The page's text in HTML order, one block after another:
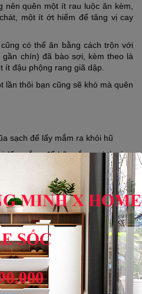
quên một ít rau luộc ăn kèm,
một ít ớt hiểm để tăng vị cay
có thể ăn bằng cách trộn với
chín) đã bào sợi, kèm theo là
ít đậu phộng rang giã dập.
lần thôi bạn cũng sẽ khó mà quên
sạch để lấy mắm ra khỏi hũ
lấy mắm, để hũ mắm nơi thoáng
trời.
chưa được thưởng thức đặc sản
vị miền Tâynày? Vậy bạn còn
Thiên đường mua sắm đặc sản
cho mình những hũ mắm cá
quên gửi đặc sản làm quà ngon
thức cùng nhé. Đến với Mẹo
thưởng thức mỗi đặc sản mắm
sản An Giang
hấp dẫn khác nữa
thành cảm ơn quý khách hàng